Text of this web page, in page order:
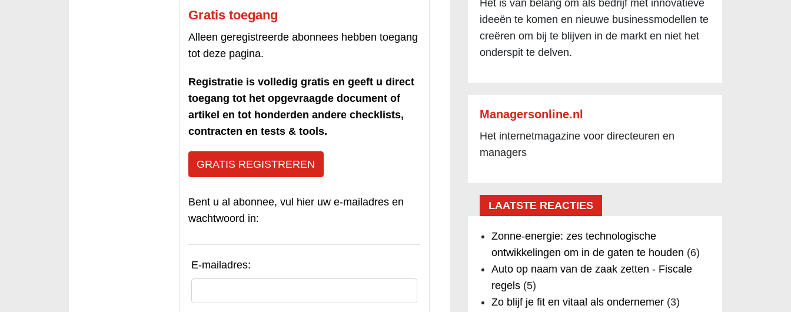
Gratis toegang
Alleen geregistreerde abonnees hebben toegang
tot deze pagina.
Registratie is volledig gratis en geeft u direct
toegang tot het opgevraagde document of
artikel en tot honderden andere checklists,
contracten en tests & tools.
GRATIS REGISTREREN
Bent u al abonnee, vul hier uw e-mailadres en
wachtwoord in:
E-mailadres:
Het is van belang om als bedrijf met innovatieve
ideeën te komen en nieuwe businessmodellen te
creëren om bij te blijven in de markt en niet het
onderspit te delven.
Managersonline.nl
Het internetmagazine voor directeuren en
managers
LAATSTE REACTIES
Zonne-energie: zes technologische
ontwikkelingen om in de gaten te houden (6)
Auto op naam van de zaak zetten - Fiscale
regels(5)
Zo blijf je fit en vitaal als ondernemer(3)